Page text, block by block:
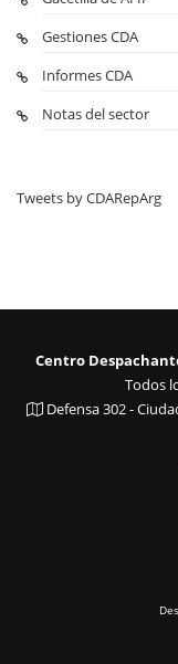
Gestiones CDA
Informes CDA
Notas del sector
Tweets by CDARepArg
Centro
Todos
Defensa 302 -